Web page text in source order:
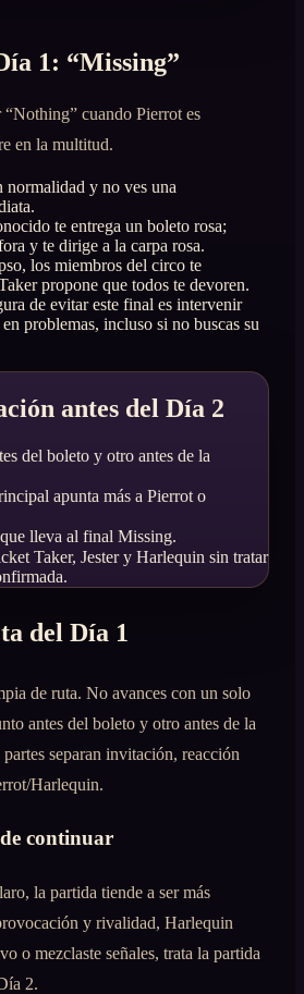
1: “Missing”
cuando Pierrot es
en la multitud.
normalidad y no ves una
te entrega un boleto rosa;
y te dirige a la carpa rosa.
los miembros del circo te
propone que todos te devoren.
de evitar este final es intervenir
problemas, incluso si no buscas su
antes del Día 2
del boleto y otro antes de la
apunta más a Pierrot o
lleva al final Missing.
Taker, Jester y Harlequin sin tratar
del Día 1
de ruta. No avances con un solo
antes del boleto y otro antes de la
separan invitación, reacción
Harlequin.
continuar
la partida tiende a ser más
y rivalidad, Harlequin
o mezclaste señales, trata la partida
2.